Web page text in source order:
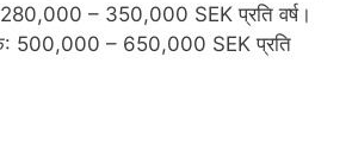
– 350,000 SEK प्रति वर्ष।
500,000 – 650,000 SEK प्रति